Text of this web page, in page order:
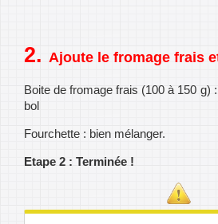
Ajoute le fromage frais
Boite de fromage frais (100 à 150 g)
bol
Fourchette : bien mélanger.
Etape 2 : Terminée !